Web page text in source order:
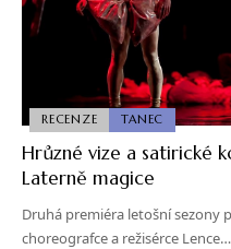
RECENZE TANEC
Hrůzné vize a satirické
Laterně magice
Druhá premiéra letošní sezony
choreografce a režisérce Lence…